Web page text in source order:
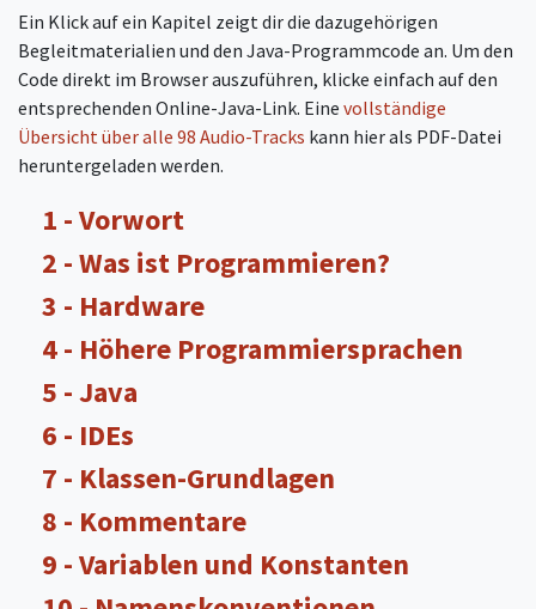
Ein Klick auf ein Kapitel zeigt dir die dazugehörigen
Begleitmaterialien und den Java-Programmcode an. Um den
Code direkt im Browser auszuführen, klicke einfach auf den
entsprechenden Online-Java-Link. Eine vollständige
Übersicht über alle 98 Audio-Tracks kann hier als PDF-Datei
heruntergeladen werden.
1 - Vorwort
2 - Was ist Programmieren?
3 - Hardware
4 - Höhere Programmiersprachen
5 - Java
6 - IDEs
7 - Klassen-Grundlagen
8 - Kommentare
9 - Variablen und Konstanten